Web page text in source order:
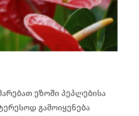
ეზოში პეპლებისა
გამოიყენება